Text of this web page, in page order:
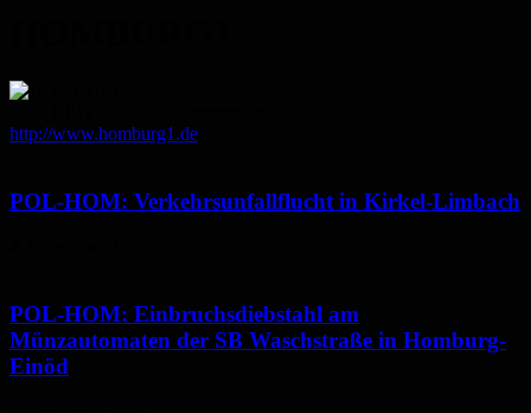
http://www.homburg1.de
POL-HOM: Verkehrsunfallflucht in Kirkel-Limbach
POL-HOM: Einbruchsdiebstahl am
Münzautomaten der SB Waschstraße in Homburg-
Einöd